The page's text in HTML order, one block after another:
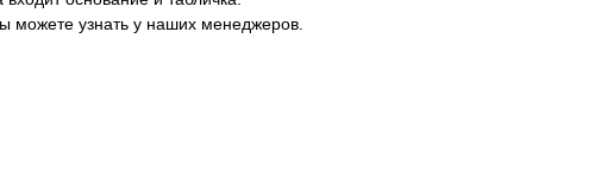
можете узнать у наших менеджеров.